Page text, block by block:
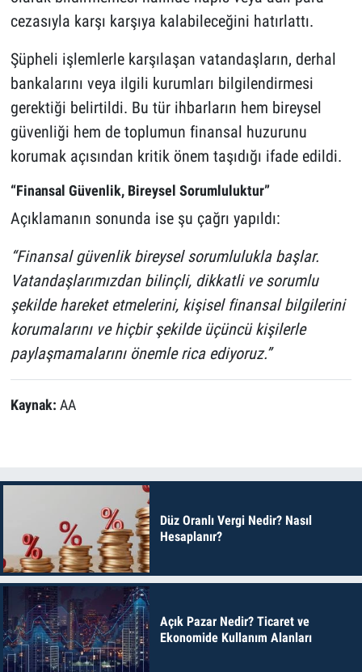
cezasıyla karşı karşıya kalabileceğini hatırlattı.
Şüpheli işlemlerle karşılaşan vatandaşların, derhal
bankalarını veya ilgili kurumları bilgilendirmesi
gerektiği belirtildi. Bu tür ihbarların hem bireysel
güvenliği hem de toplumun finansal huzurunu
korumak açısından kritik önem taşıdığı ifade edildi.
“Finansal Güvenlik, Bireysel Sorumluluktur”
Açıklamanın sonunda ise şu çağrı yapıldı:
“Finansal güvenlik bireysel sorumlulukla başlar.
Vatandaşlarımızdan bilinçli, dikkatli ve sorumlu
şekilde hareket etmelerini, kişisel finansal bilgilerini
korumalarını ve hiçbir şekilde üçüncü kişilerle
paylaşmamalarını önemle rica ediyoruz.”
Kaynak: AA
Düz Oranlı Vergi Nedir? Nasıl
Hesaplanır?
Açık Pazar Nedir? Ticaret ve
Ekonomide Kullanım Alanları